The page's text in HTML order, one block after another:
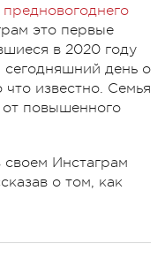
предновогоднего
это первые
в 2020 году
день о
известно. Семья
от повышенного
Инстаграм
о том, как